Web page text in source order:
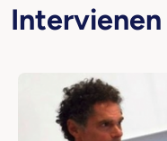
Intervienen